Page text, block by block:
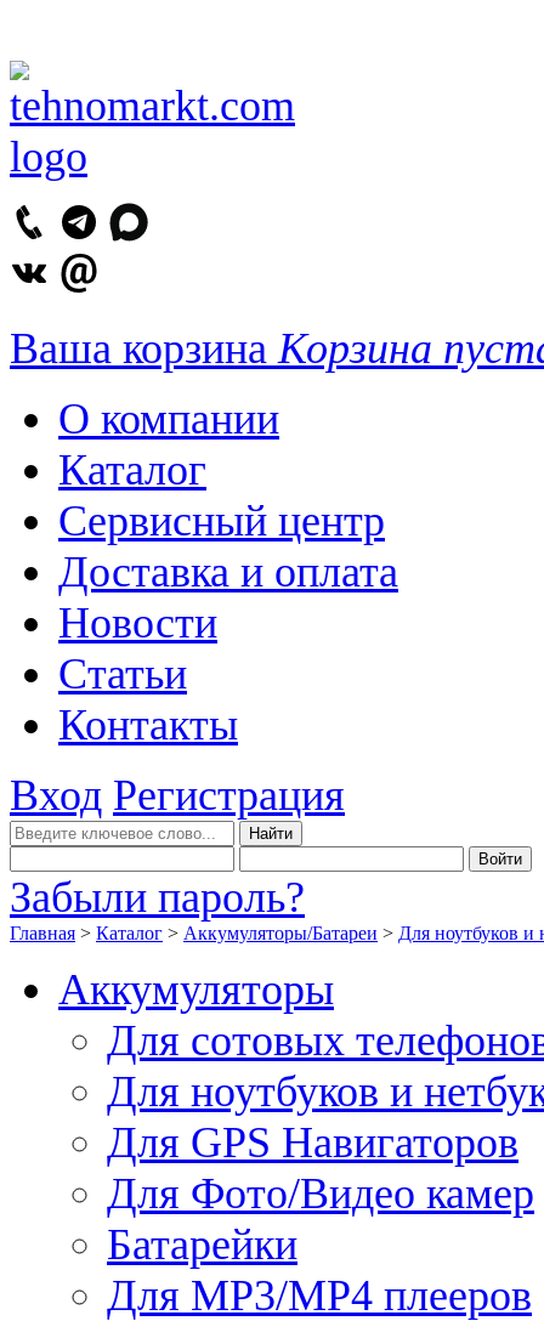
Ваша корзина Корзина
О компании
Каталог
Сервисный центр
Доставка и оплата
Новости
Статьи
Контакты
Вход Регистрация
Забыли пароль?
Главная > Каталог > Аккумуляторы/Батареи > Для ноутбуков и
Аккумуляторы
Для сотовых
Для ноутбуков и
Для GPS Навигаторов
Для Фото/Видео камер
Батарейки
Для MP3/MP4 плееров